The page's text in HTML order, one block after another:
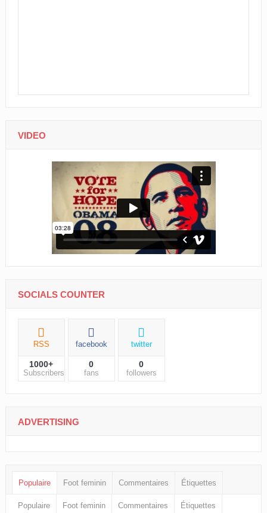
VIDEO
SOCIALS COUNTER
RSS
1000+
Subscribers
facebook
0
fans
twitter
0
followers
ADVERTISING
Populaire Foot feminin Commentaires Étiquettes
Populaire Foot feminin Commentaires Étiquettes